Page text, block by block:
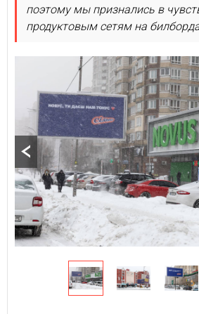
поэтому мы признались в
продуктовым сетям на